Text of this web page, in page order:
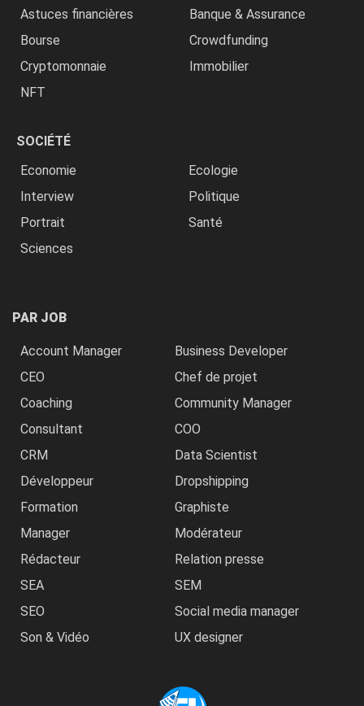
Astuces financières
Banque & Assurance
Bourse
Crowdfunding
Cryptomonnaie
Immobilier
NFT
SOCIÉTÉ
Economie
Ecologie
Interview
Politique
Portrait
Santé
Sciences
PAR JOB
Account Manager
Business Developer
CEO
Chef de projet
Coaching
Community Manager
Consultant
COO
CRM
Data Scientist
Développeur
Dropshipping
Formation
Graphiste
Manager
Modérateur
Rédacteur
Relation presse
SEA
SEM
SEO
Social media manager
Son & Vidéo
UX designer